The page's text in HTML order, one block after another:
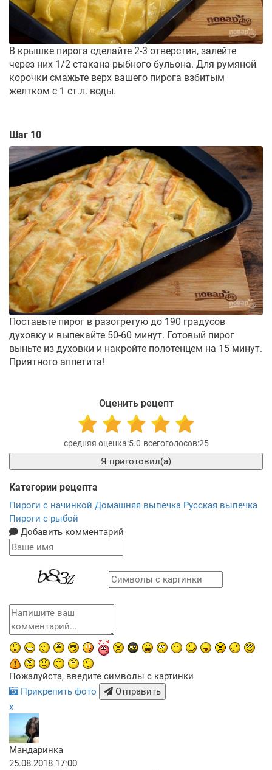
В крышке пирога сделайте 2-3 отверстия, залейте
через них 1/2 стакана рыбного бульона. Для румяной
корочки смажьте верх вашего пирога взбитым
желтком с 1 ст.л. воды.
Шаг 10
Поставьте пирог в разогретую до 190 градусов
духовку и выпекайте 50-60 минут. Готовый пирог
выньте из духовки и накройте полотенцем на 15 минут.
Приятного аппетита!
Оценить рецепт
5.0 25
Я приготовил(а)
Категории рецепта
Пироги с начинкой Домашняя выпечка Русская выпечка
Пироги с рыбой
Добавить комментарий
Пожалуйста, введите символы с картинки
Прикрепить фото
Отправить
x
Мандаринка
25.08.2018 17:00